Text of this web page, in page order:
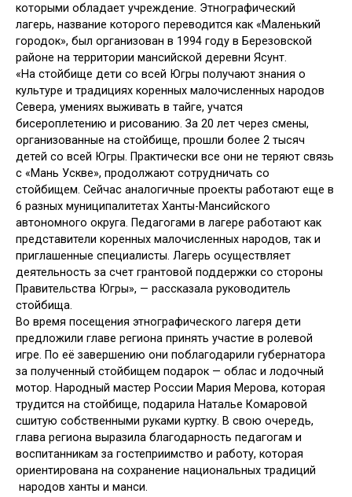
которыми обладает учреждение. Этнографический
лагерь, название которого переводится как «Маленький
городок», был организован в 1994 году в Березовской
районе на территории мансийской деревни Ясунт.
«На стойбище дети со всей Югры получают знания о
культуре и традициях коренных малочисленных народов
Севера, умениях выживать в тайге, учатся
бисероплетению и рисованию. За 20 лет через смены,
организованные на стойбище, прошли более 2 тысяч
детей со всей Югры. Практически все они не теряют связь
с «Мань Ускве», продолжают сотрудничать со
стойбищем. Сейчас аналогичные проекты работают еще в
6 разных муниципалитетах Ханты-Мансийского
автономного округа. Педагогами в лагере работают как
представители коренных малочисленных народов, так и
приглашенные специалисты. Лагерь осуществляет
деятельность за счет грантовой поддержки со стороны
Правительства Югры», — рассказала руководитель
стойбища.
Во время посещения этнографического лагеря дети
предложили главе региона принять участие в ролевой
игре. По её завершению они поблагодарили губернатора
за полученный стойбищем подарок — облас и лодочный
мотор. Народный мастер России Мария Мерова, которая
трудится на стойбище, подарила Наталье Комаровой
сшитую собственными руками куртку. В свою очередь,
глава региона выразила благодарность педагогам и
воспитанникам за гостеприимство и работу, которая
ориентирована на сохранение национальных традиций
народов ханты и манси.